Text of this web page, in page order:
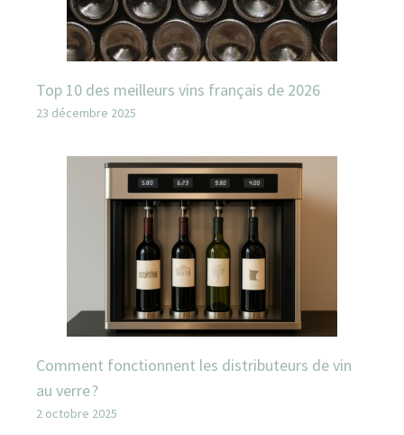
Top 10 des meilleurs vins français de 2026
23 décembre 2025
Comment fonctionnent les distributeurs de vin
au verre ?
2 octobre 2025